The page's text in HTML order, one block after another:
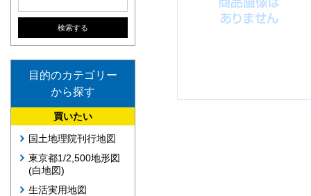
目的のカテゴリー
から探す
買いたい
国土地理院刊行地図
東京都1/2,500地形図
(白地図)
生活実用地図